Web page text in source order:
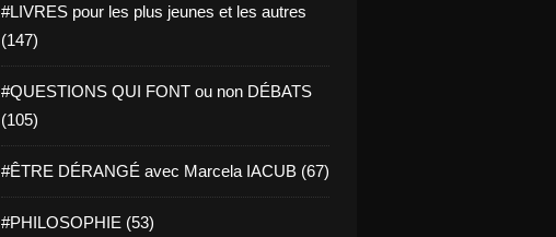
#LIVRES pour les plus jeunes et les autres
(147)
#QUESTIONS QUI FONT ou non DÉBATS
(105)
#ÊTRE DÉRANGÉ avec Marcela IACUB (67)
#PHILOSOPHIE (53)